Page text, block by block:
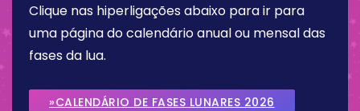
Clique nas hiperligações abaixo para ir para
uma página do calendário anual ou mensal das
fases da lua.
»CALENDÁRIO DE FASES LUNARES 2026